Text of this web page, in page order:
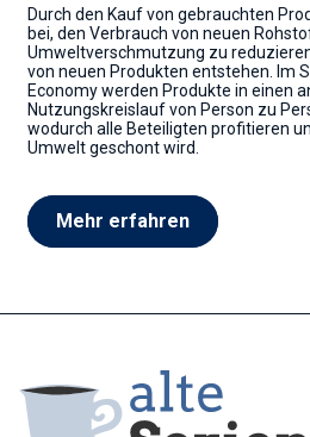
Durch den Kauf von gebrauchten
bei, den Verbrauch von neuen
Umweltverschmutzung zu
von neuen Produkten entstehen. Im
Economy werden Produkte in einen
Nutzungskreislauf von Person zu
wodurch alle Beteiligten profitieren
Umwelt geschont wird.
Mehr erfahren